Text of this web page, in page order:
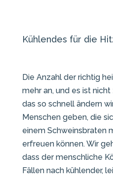
Kühlendes für die
Die Anzahl der richtig
mehr an, und es ist
das so schnell ändern
Menschen geben, die
einem Schweinsbraten
erfreuen können. Wir
dass der menschliche
Fällen nach kühlender,